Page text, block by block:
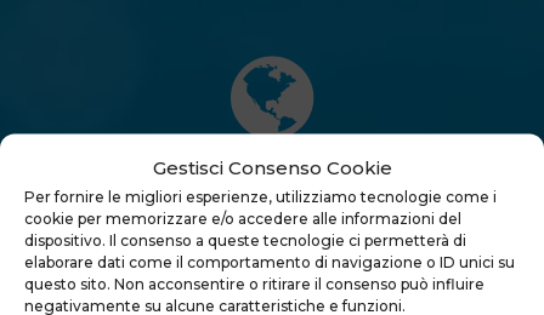
Gestisci Consenso Cookie
Per fornire le migliori esperienze, utilizziamo tecnologie come i
cookie per memorizzare e/o accedere alle informazioni del
dispositivo. Il consenso a queste tecnologie ci permetterà di
elaborare dati come il comportamento di navigazione o ID unici su
questo sito. Non acconsentire o ritirare il consenso può influire
negativamente su alcune caratteristiche e funzioni.
VIAGGI CANYONING
Avventure indimenticabili nel canyoning! Scopri le
gole mozzafiato di Sardegna, Madeira, Flores e
Maiorca.